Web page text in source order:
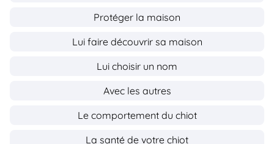
Protéger la maison
Lui faire découvrir sa maison
Lui choisir un nom
Avec les autres
Le comportement du chiot
La santé de votre chiot